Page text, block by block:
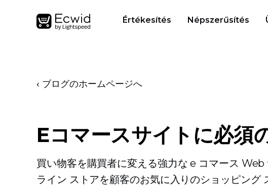
Értékesítés Népszerűsítés
‹ ブログのホームページへ
Eコマースサイトに必須
買い物客を購買者に変える強力な e コマース
ライン ストアを顧客のお気に入りのショッピング